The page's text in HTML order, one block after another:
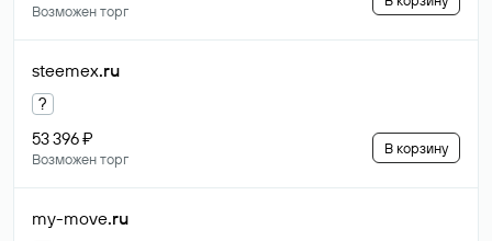
Возможен торг
steemex.ru
?
53 396 ₽
Возможен торг
В корзину
my-move.ru